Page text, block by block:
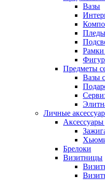
Вазы
Пледы
Рамки
Предметы
Вазы
Личные
Брелоки
Визитницы